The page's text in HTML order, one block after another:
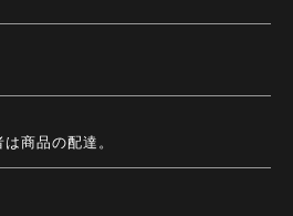
商品の配達。